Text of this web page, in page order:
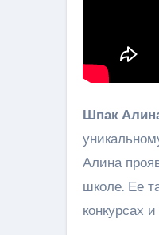
Шпак
Алина
школе. Ее
конкурсах